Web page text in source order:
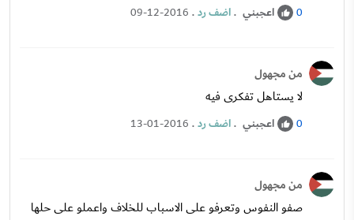
0 اعجبني .اضف رد.
09-12-2016
من مجهول
لا يستاهل تفكرى فيه
0 اعجبني .اضف رد.
13-01-2016
من مجهول
صفو النفوس وتعرفو على الاسباب للخلاف واعملو على حلها